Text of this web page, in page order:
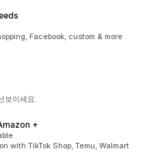
Facebook, custom & more
보이세요.
+
with TikTok Shop, Temu, Walmart